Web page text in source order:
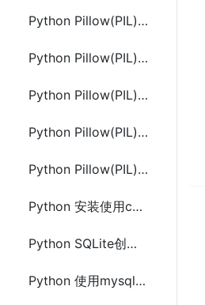
Python Pillow(PIL)安装及Image 类的使用
Python Pillow(PIL) 图像处理(分离、合并、裁剪、几何变换)
Python Pillow(PIL) ImageFilter和ImageColor的使用
Python Pillow(PIL) ImageFont的使用
Python Pillow(PIL) ImageDraw的使用
Python 安装使用cx_Oracle操作Oracle数据库
Python SQLite创建数据库和数据表及数据的增删改查
Python 使用mysql.connector、pymysql和 MYSQLdb(MysqlClient)操作MySQL数据库